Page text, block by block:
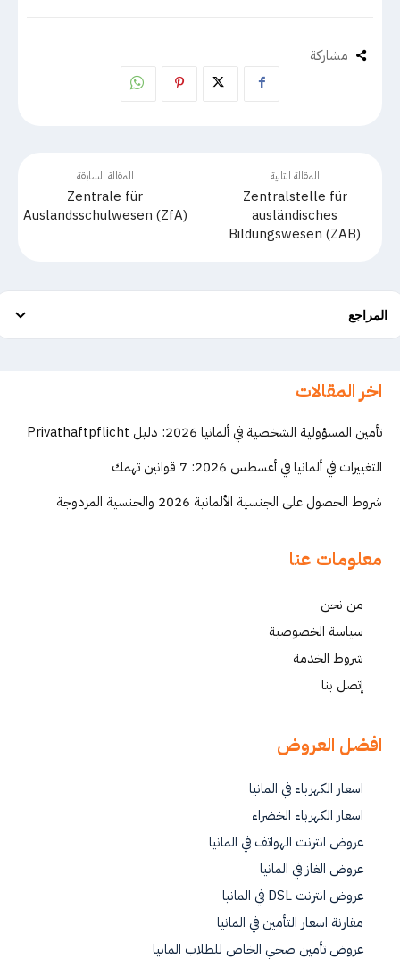
مشاركة
المقالة السابقة
Zentrale für
Auslandsschulwesen (ZfA)
المقالة التالية
Zentralstelle für
ausländisches
Bildungswesen (ZAB)
المراجع
اخر المقالات
تأمين المسؤولية الشخصية في ألمانيا 2026: دليل Privathaftpflicht
التغييرات في ألمانيا في أغسطس 2026: 7 قوانين تهمك
شروط الحصول على الجنسية الألمانية 2026 والجنسية المزدوجة
معلومات عنا
من نحن
سياسة الخصوصية
شروط الخدمة
إتصل بنا
افضل العروض
اسعار الكهرباء في المانيا
اسعار الكهرباء الخضراء
عروض انترنت الهواتف في المانيا
عروض الغاز في المانيا
عروض انترنت DSL في المانيا
مقارنة اسعار التأمين في المانيا
عروض تأمين صحي الخاص للطلاب المانيا